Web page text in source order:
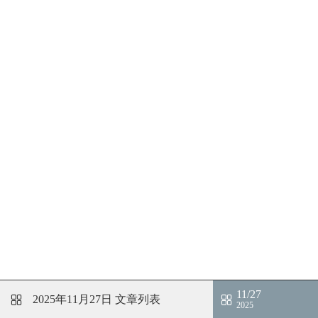
2025年11月27日 文章列表 11/27
2025